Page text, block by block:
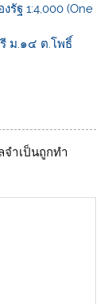
ฐ 1:4,000 (One
ม.๑๔ ต.โพธิ์
จำเป็นถูกทำ